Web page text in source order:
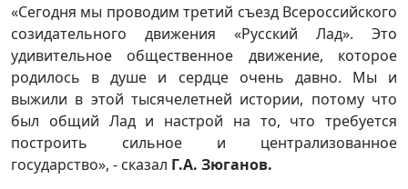
«Сегодня мы проводим третий съезд Всероссийского
созидательного движения «Русский Лад». Это
удивительное общественное движение, которое
родилось в душе и сердце очень давно. Мы и
выжили в этой тысячелетней истории, потому что
был общий Лад и настрой на то, что требуется
построить сильное и централизованное
государство», - сказал Г.А. Зюганов.